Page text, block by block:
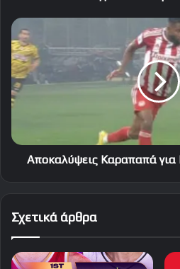
Αποκαλύψεις
Καραπαπά
για
Μπακαμπού
και
ΑΕΚ!
Αποκαλύψεις Καραπαπά
Σχετικά άρθρα